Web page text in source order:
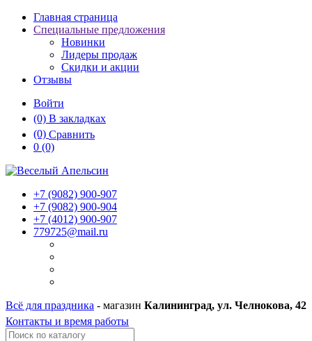
Главная страница
Специальные предложения
Новинки
Лидеры продаж
Скидки и акции
Отзывы
Войти
(0) В закладках
(0) Сравнить
0 (0)
+7 (9082) 900-907
+7 (9082) 900-904
+7 (4012) 900-907
779725@mail.ru
Всё для праздника - магазин Калининград, ул. Челнокова, 42
Контакты и время работы